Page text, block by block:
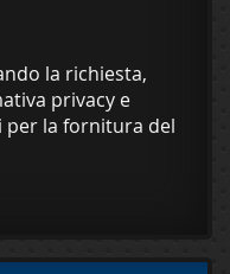
la richiesta,
privacy e
per la fornitura del